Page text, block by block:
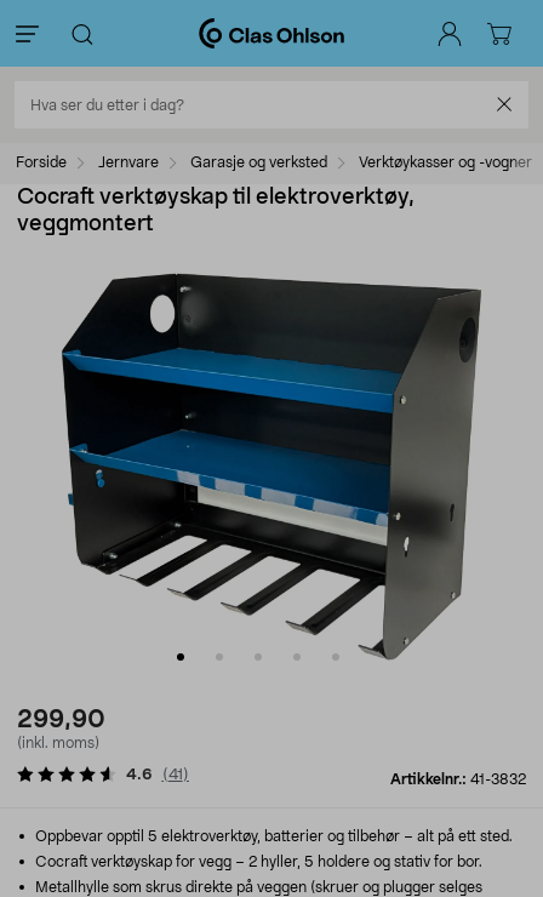
Forside Jernvare Garasje og verksted Verktøykasser og -vogner
Cocraft verktøyskap til elektroverktøy,
veggmontert
299,90
(inkl. moms)
Artikkelnr.: 41-3832
4.6 (41 )
Oppbevar opptil 5 elektroverktøy, batterier og tilbehør – alt på ett sted.
Cocraft verktøyskap for vegg – 2 hyller, 5 holdere og stativ for bor.
Metallhylle som skrus direkte på veggen (skruer og plugger selges